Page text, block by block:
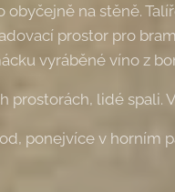
obyčejně na stěně.
prostor pro
vyráběné víno z
prostorách, lidé spali.
ponejvíce v horním